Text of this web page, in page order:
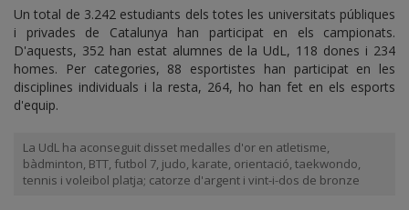
Un total de 3.242 estudiants dels totes les universitats públiques
i privades de Catalunya han participat en els campionats.
D'aquests, 352 han estat alumnes de la UdL, 118 dones i 234
homes. Per categories, 88 esportistes han participat en les
disciplines individuals i la resta, 264, ho han fet en els esports
d'equip.
La UdL ha aconseguit disset medalles d'or en atletisme,
bàdminton, BTT, futbol 7, judo, karate, orientació, taekwondo,
tennis i voleibol platja; catorze d'argent i vint-i-dos de bronze